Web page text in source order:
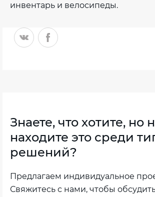
инвентарь и велосипеды.
Знаете, что хотите, но
находите это среди
решений?
Предлагаем индивидуальное
Свяжитесь с нами, чтобы